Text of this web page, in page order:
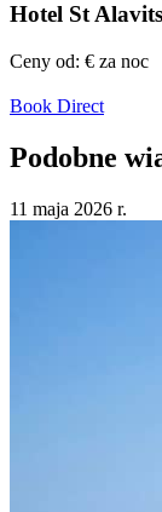
Hotel St Alavits
Ceny od: € za noc
Book Direct
Podobne
11 maja 2026 r.